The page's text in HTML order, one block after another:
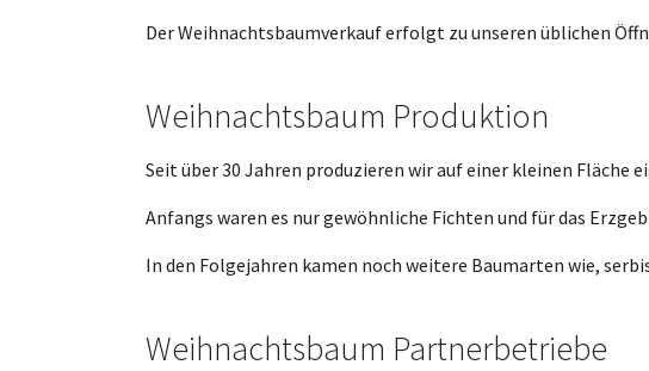
Der Weihnachtsbaumverkauf erfolgt zu unseren üblichen
Weihnachtsbaum Produktion
Seit über 30 Jahren produzieren wir auf einer kleinen Fläche
Anfangs waren es nur gewöhnliche Fichten und für das
In den Folgejahren kamen noch weitere Baumarten wie,
Weihnachtsbaum Partnerbetriebe